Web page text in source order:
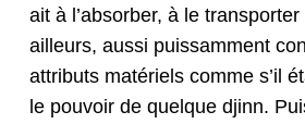
ait à l’ab­sorber, à le
ailleurs, aus­si puis­sam­ment
attrib­uts matériels comme s’il
le pou­voir de quelque djinn.